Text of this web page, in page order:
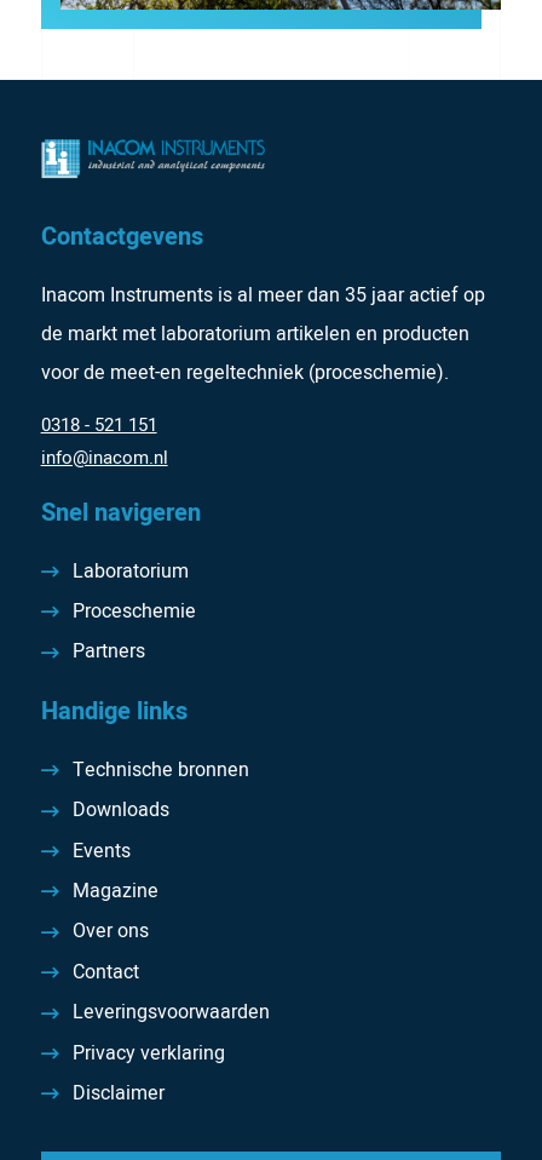
Contactgevens
Inacom Instruments is al meer dan 35 jaar actief op
de markt met laboratorium artikelen en producten
voor de meet-en regeltechniek (proceschemie).
0318 - 521 151
info@inacom.nl
Snel navigeren
Laboratorium
Proceschemie
Partners
Handige links
Technische bronnen
Downloads
Events
Magazine
Over ons
Contact
Leveringsvoorwaarden
Privacy verklaring
Disclaimer